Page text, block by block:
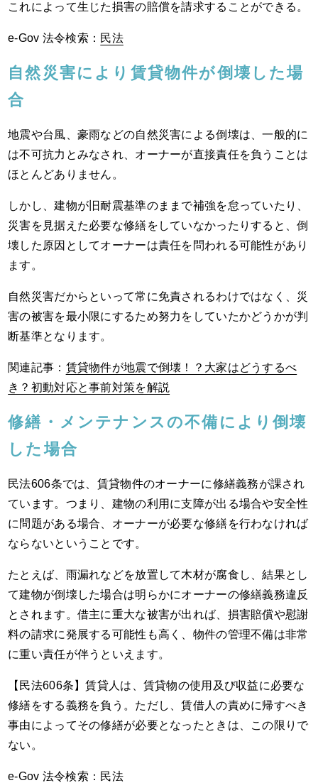
これによって生じた損害の賠償を請求することができる。
e-Gov 法令検索： 民法
自然災害により賃貸物件が倒壊した場
合
地震や台風、豪雨などの自然災害による倒壊は、一般的に
は不可抗力とみなされ、オーナーが直接責任を負うことは
ほとんどありません。
しかし、建物が旧耐震基準のままで補強を怠っていたり、
災害を見据えた必要な修繕をしていなかったりすると、倒
壊した原因としてオーナーは責任を問われる可能性があり
ます。
自然災害だからといって常に免責されるわけではなく、災
害の被害を最小限にするため努力をしていたかどうかが判
断基準となります。
関連記事： 賃貸物件が地震で倒壊！？大家はどうするべ
き？初動対応と事前対策を解説
修繕・メンテナンスの不備により倒壊
した場合
民法606条では、賃貸物件のオーナーに修繕義務が課され
ています。つまり、建物の利用に支障が出る場合や安全性
に問題がある場合、オーナーが必要な修繕を行わなければ
ならないということです。
たとえば、雨漏れなどを放置して木材が腐食し、結果とし
て建物が倒壊した場合は明らかにオーナーの修繕義務違反
とされます。借主に重大な被害が出れば、損害賠償や慰謝
料の請求に発展する可能性も高く、物件の管理不備は非常
に重い責任が伴うといえます。
【民法606条】賃貸人は、賃貸物の使用及び収益に必要な
修繕をする義務を負う。ただし、賃借人の責めに帰すべき
事由によってその修繕が必要となったときは、この限りで
ない。
e-Gov 法令検索： 民法